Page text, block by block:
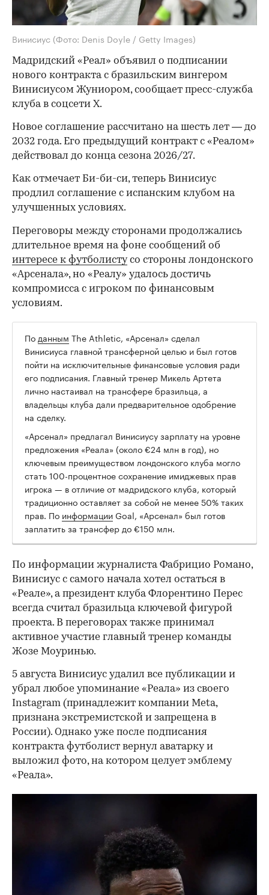
Винисиус (Фото: Denis Doyle / Getty Images)
Мадридский «Реал» объявил о подписании
нового контракта с бразильским вингером
Винисиусом Жуниором, сообщает пресс-служба
клуба в соцсети X.
Новое соглашение рассчитано на шесть лет — до
2032 года. Его предыдущий контракт с «Реалом»
действовал до конца сезона 2026/27.
Как отмечает Би-би-си, теперь Винисиус
продлил соглашение с испанским клубом на
улучшенных условиях.
/
Переговоры между сторонами продолжались
длительное время на фоне сообщений об
интересе к футболистусо стороны лондонского
«Арсенала», но «Реалу» удалось достичь
компромисса с игроком по финансовым
условиям.
По данным The Athletic, «Арсенал» сделал
Винисиуса главной трансферной целью и был готов
пойти на исключительные финансовые условия ради
его подписания. Главный тренер Микель Артета
лично настаивал на трансфере бразильца, а
владельцы клуба дали предварительное одобрение
на сделку.
«Арсенал» предлагал Винисиусу зарплату на уровне
предложения «Реала» (около €24 млн в год), но
ключевым преимуществом лондонского клуба могло
стать 100-процентное сохранение имиджевых прав
игрока — в отличие от мадридского клуба, который
традиционно оставляет за собой не менее 50% таких
прав. По информацииGoal, «Арсенал» был готов
заплатить за трансфер до €150 млн.
По информации журналиста Фабрицио Романо,
Винисиус с самого начала хотел остаться в
«Реале», а президент клуба Флорентино Перес
всегда считал бразильца ключевой фигурой
проекта. В переговорах также принимал
активное участие главный тренер команды
Жозе Моуринью.
5 августа Винисиус удалил все публикации и
убрал любое упоминание «Реала» из своего
Instagram (принадлежит компании Meta,
признана экстремистской и запрещена в
России). Однако уже после подписания
контракта футболист вернул аватарку и
выложил фото, на котором целует эмблему
«Реала».